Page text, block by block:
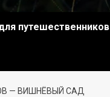
путешественников
— ВИШНЁВЫЙ САД